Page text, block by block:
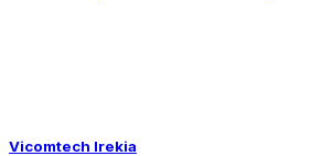
Vicomtech Irekia